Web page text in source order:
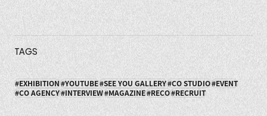
TAGS
EXHIBITION YOUTUBE SEE YOU GALLERY CO STUDIO
EVENT
CO AGENCY
INTERVIEW MAGAZINE RECO RECRUIT